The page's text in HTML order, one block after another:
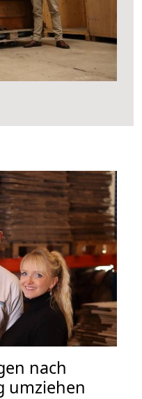
nach
umziehen